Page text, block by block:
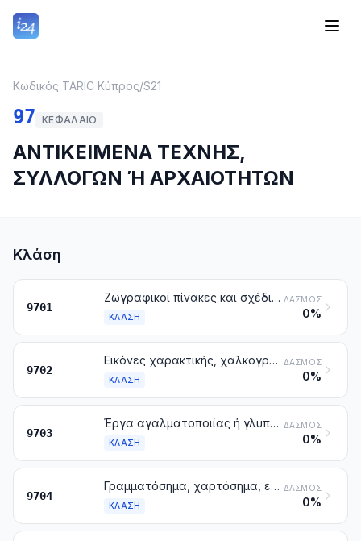
Κωδικός TARIC Κύπρος/S21
97 ΚΕΦΆΛΑΙΟ
ΑΝΤΙΚΕΙΜΕΝΑ ΤΕΧΝΗΣ,
ΣΥΛΛΟΓΩΝ Ή ΑΡΧΑΙΟΤΗΤΩΝ
Κλάση
9701
Ζωγραφικοί πίνακες και σχέδια, που έχουν γίνει εξ ολοκλήρου με το χέρι, με εξαίρεση τα σχέδια της κλάσης 4906 και τα βιομηχανικά είδη που έχουν ζωγραφιστεί ή διακοσμηθεί με το χέρι. Έργα από συγκόλληση (κολάζ), ψηφιδωτά και παρόμοιοι διακοσμητικοί πίνακες
ΚΛΆΣΗ
ΔΑΣΜΌΣ
0%
9702
Εικόνες χαρακτικής, χαλκογραφίας και λιθογραφίας, πρωτότυπες
ΚΛΆΣΗ
ΔΑΣΜΌΣ
0%
9703
Έργα αγαλματοποιίας ή γλυπτικής, πρωτότυπα, από κάθε ύλη
ΚΛΆΣΗ
ΔΑΣΜΌΣ
0%
9704
Γραμματόσημα, χαρτόσημα, επιστολές με ταχυδρομικές σφραγίδες αλλά χωρίς γραμματόσημο, φάκελοι πρώτης ημέρας κυκλοφορίας, διάφορα ταχυδρομικά είδη με έντυπο ταχυδρομικό σήμα και ανάλογα, που έχουν ακυρωθεί ή δεν έχουν ακυρωθεί, άλλα από εκείνα της κλάσης 4907
ΚΛΆΣΗ
ΔΑΣΜΌΣ
0%